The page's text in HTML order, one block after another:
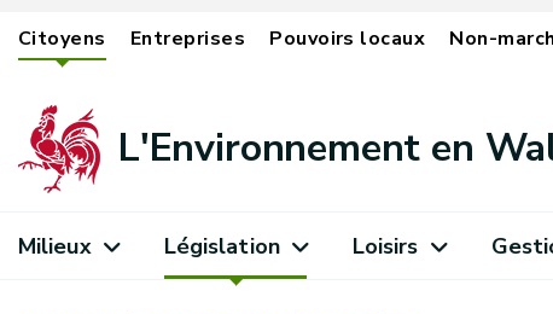
Citoyens Entreprises Pouvoirs locaux Non-
L'Environnement en
Milieux Législation Loisirs